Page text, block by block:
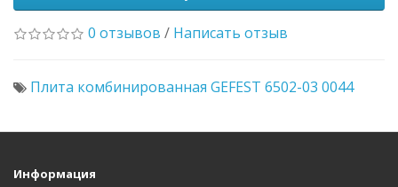
0 отзывов / Написать отзыв
Плита комбинированная GEFEST 6502-03 0044
Информация